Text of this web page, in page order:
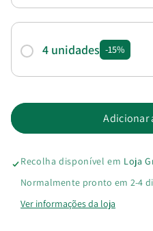
em
tiras
Roupa
em
tiras
Roupa
4 unidades -15%
Adicionar
Recolha disponível em Loja
Normalmente pronto em 2-4
Ver informações da loja